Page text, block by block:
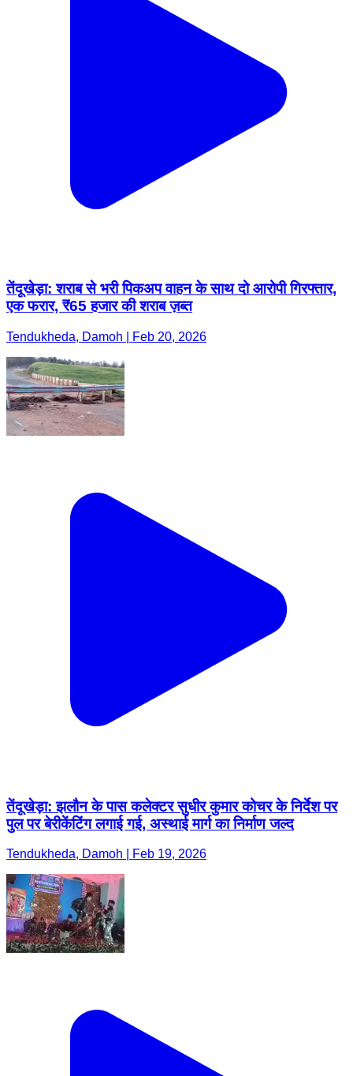
तेंदूखेड़ा: शराब से भरी पिकअप वाहन के साथ दो आरोपी गिरफ्तार,
एक फरार, ₹65 हजार की शराब ज़ब्त
Tendukheda, Damoh | Feb 20, 2026
तेंदूखेड़ा: झलौन के पास कलेक्टर सुधीर कुमार कोचर के निर्देश पर
पुल पर बेरीकेंटिंग लगाई गई, अस्थाई मार्ग का निर्माण जल्द
Tendukheda, Damoh | Feb 19, 2026